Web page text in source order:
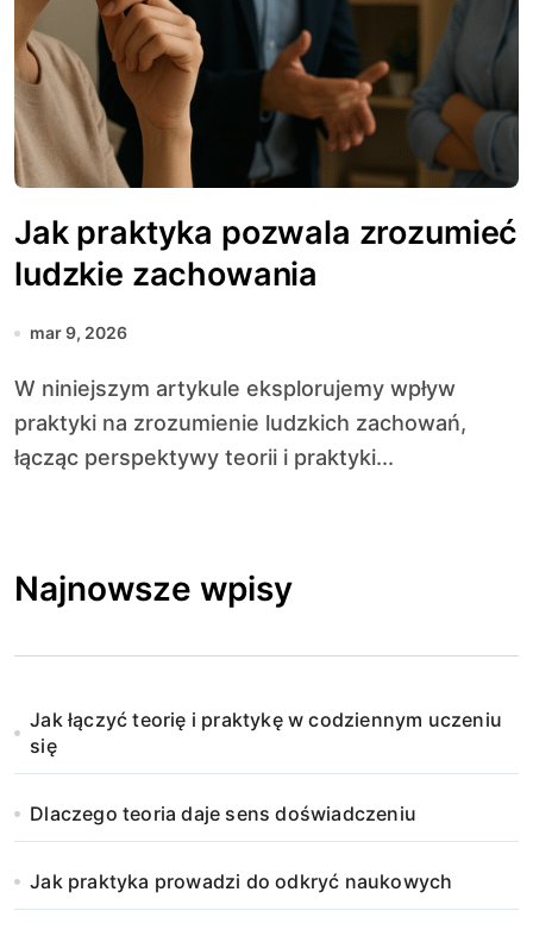
Jak praktyka pozwala zrozumieć
ludzkie zachowania
mar 9, 2026
W niniejszym artykule eksplorujemy wpływ
praktyki na zrozumienie ludzkich zachowań,
łącząc perspektywy teorii i praktyki...
Najnowsze wpisy
Jak łączyć teorię i praktykę w codziennym uczeniu
się
Dlaczego teoria daje sens doświadczeniu
Jak praktyka prowadzi do odkryć naukowych